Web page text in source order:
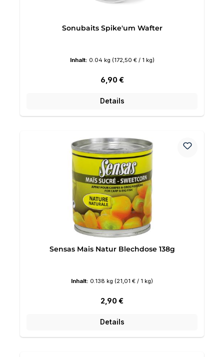
Sonubaits Spike'um Wafter
Inhalt: 0.04 kg (172,50 € / 1 kg)
Regulärer Preis:
6,90 €
Details
Sensas Mais Natur Blechdose 138g
Inhalt: 0.138 kg (21,01 € / 1 kg)
Regulärer Preis:
2,90 €
Details